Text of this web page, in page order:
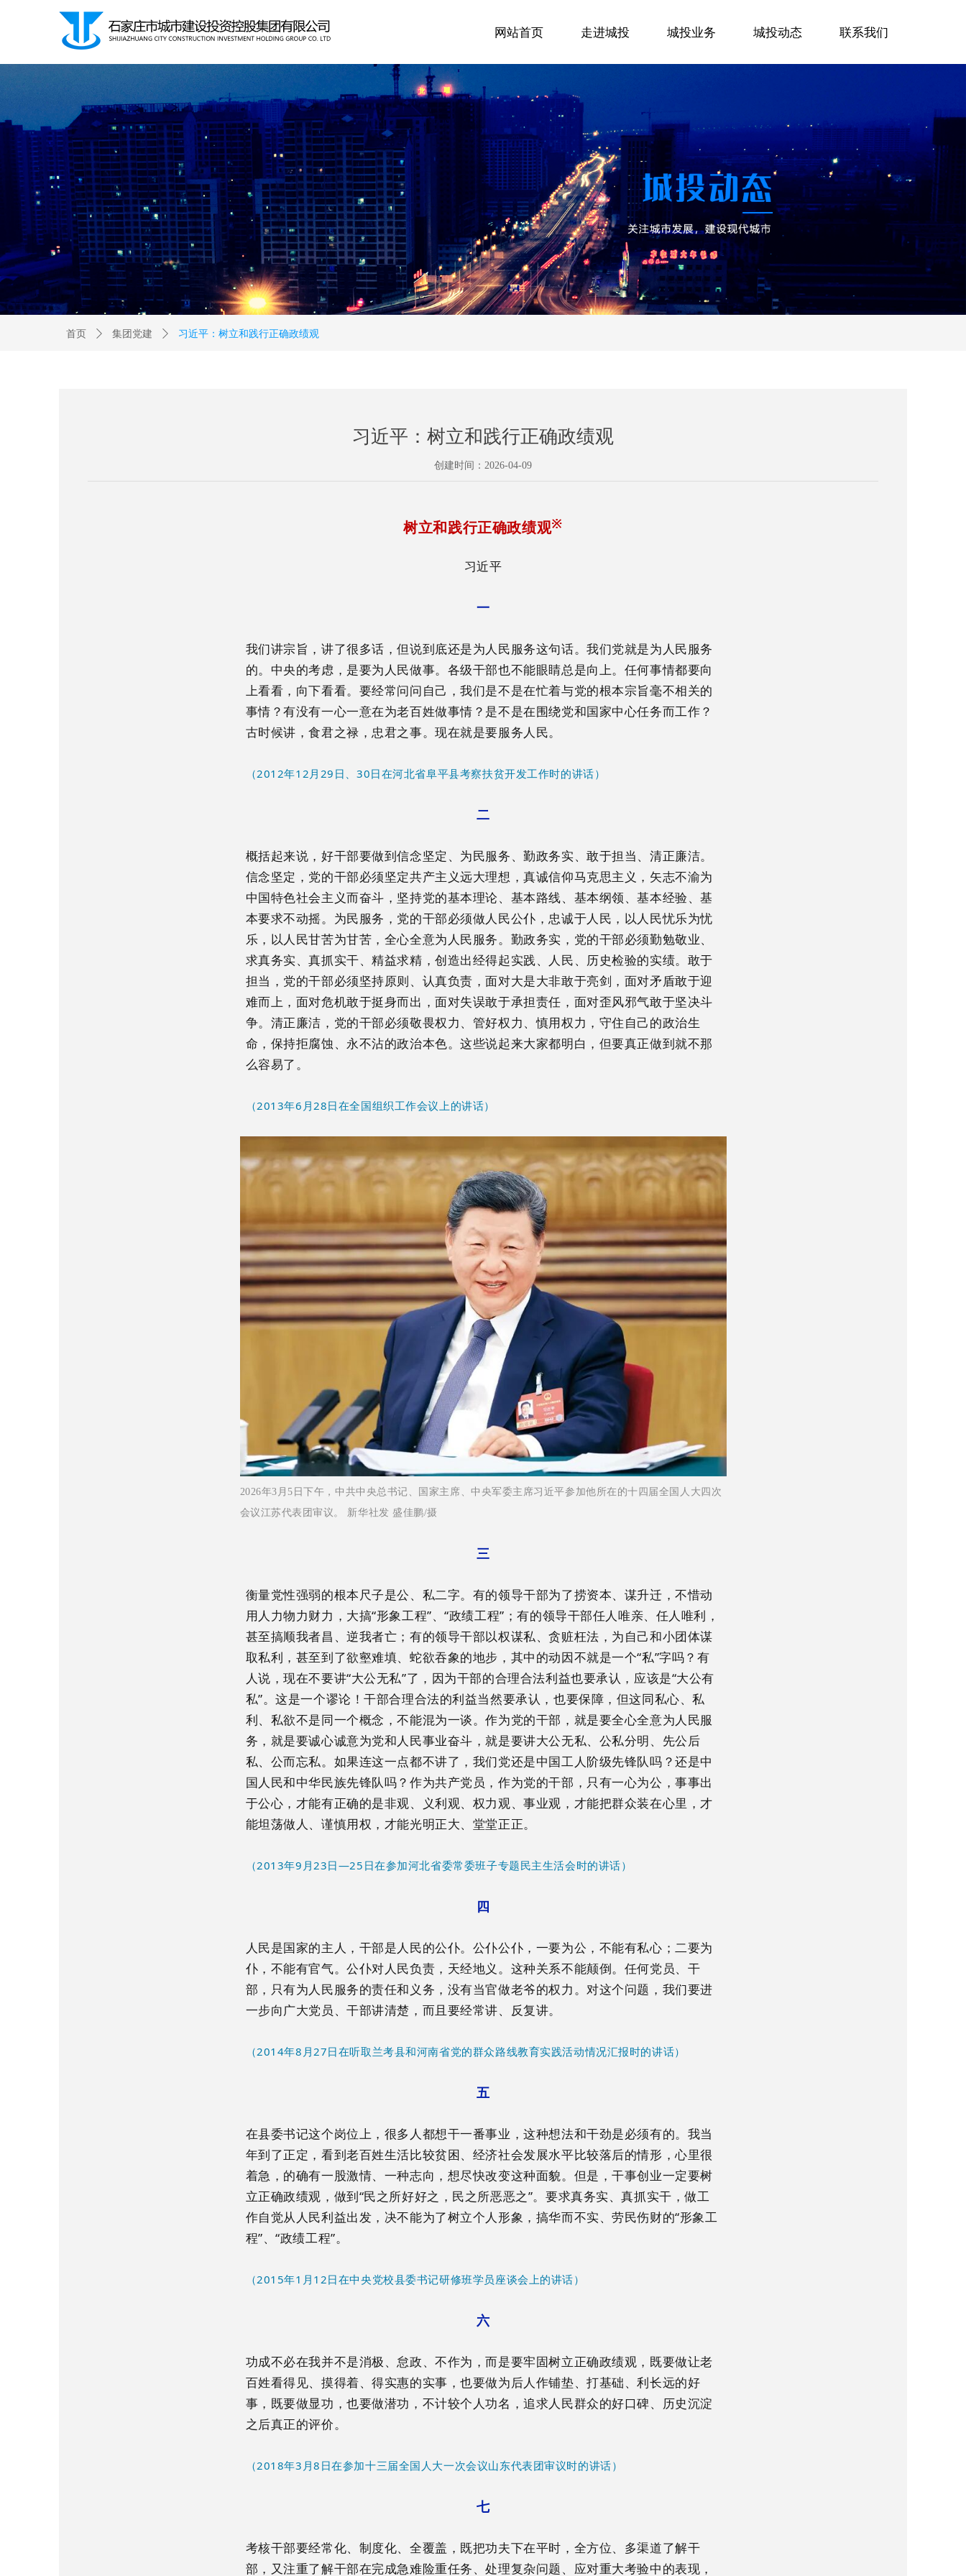
网站首页 走进城投 城投业务 城投动态 联系我们
习近平：树立和践行正确政绩观
创建时间： 2026-04-09
树立和践行正确政绩观※
习近平
一
我们讲宗旨，讲了很多话，但说到底还是为人民服务这句话。我们党就是为人民服务
的。中央的考虑，是要为人民做事。各级干部也不能眼睛总是向上。任何事情都要向
上看看，向下看看。要经常问问自己，我们是不是在忙着与党的根本宗旨毫不相关的
事情？有没有一心一意在为老百姓做事情？是不是在围绕党和国家中心任务而工作？
古时候讲，食君之禄，忠君之事。现在就是要服务人民。
（2012年12月29日、30日在河北省阜平县考察扶贫开发工作时的讲话）
二
概括起来说，好干部要做到信念坚定、为民服务、勤政务实、敢于担当、清正廉洁。
信念坚定，党的干部必须坚定共产主义远大理想，真诚信仰马克思主义，矢志不渝为
中国特色社会主义而奋斗，坚持党的基本理论、基本路线、基本纲领、基本经验、基
本要求不动摇。为民服务，党的干部必须做人民公仆，忠诚于人民，以人民忧乐为忧
乐，以人民甘苦为甘苦，全心全意为人民服务。勤政务实，党的干部必须勤勉敬业、
求真务实、真抓实干、精益求精，创造出经得起实践、人民、历史检验的实绩。敢于
担当，党的干部必须坚持原则、认真负责，面对大是大非敢于亮剑，面对矛盾敢于迎
难而上，面对危机敢于挺身而出，面对失误敢于承担责任，面对歪风邪气敢于坚决斗
争。清正廉洁，党的干部必须敬畏权力、管好权力、慎用权力，守住自己的政治生
命，保持拒腐蚀、永不沾的政治本色。这些说起来大家都明白，但要真正做到就不那
么容易了。
（2013年6月28日在全国组织工作会议上的讲话）
2026年3月5日下午，中共中央总书记、国家主席、中央军委主席习近平参加他所在的十四届全国人大四次
会议江苏代表团审议。 新华社发 盛佳鹏/摄
三
衡量党性强弱的根本尺子是公、私二字。有的领导干部为了捞资本、谋升迁，不惜动
用人力物力财力，大搞“形象工程”、“政绩工程”；有的领导干部任人唯亲、任人唯利，
甚至搞顺我者昌、逆我者亡；有的领导干部以权谋私、贪赃枉法，为自己和小团体谋
取私利，甚至到了欲壑难填、蛇欲吞象的地步，其中的动因不就是一个“私”字吗？有
人说，现在不要讲“大公无私”了，因为干部的合理合法利益也要承认，应该是“大公有
私”。这是一个谬论！干部合理合法的利益当然要承认，也要保障，但这同私心、私
利、私欲不是同一个概念，不能混为一谈。作为党的干部，就是要全心全意为人民服
务，就是要诚心诚意为党和人民事业奋斗，就是要讲大公无私、公私分明、先公后
私、公而忘私。如果连这一点都不讲了，我们党还是中国工人阶级先锋队吗？还是中
国人民和中华民族先锋队吗？作为共产党员，作为党的干部，只有一心为公，事事出
于公心，才能有正确的是非观、义利观、权力观、事业观，才能把群众装在心里，才
能坦荡做人、谨慎用权，才能光明正大、堂堂正正。
（2013年9月23日—25日在参加河北省委常委班子专题民主生活会时的讲话）
四
人民是国家的主人，干部是人民的公仆。公仆公仆，一要为公，不能有私心；二要为
仆，不能有官气。公仆对人民负责，天经地义。这种关系不能颠倒。任何党员、干
部，只有为人民服务的责任和义务，没有当官做老爷的权力。对这个问题，我们要进
一步向广大党员、干部讲清楚，而且要经常讲、反复讲。
（2014年8月27日在听取兰考县和河南省党的群众路线教育实践活动情况汇报时的讲话）
五
在县委书记这个岗位上，很多人都想干一番事业，这种想法和干劲是必须有的。我当
年到了正定，看到老百姓生活比较贫困、经济社会发展水平比较落后的情形，心里很
着急，的确有一股激情、一种志向，想尽快改变这种面貌。但是，干事创业一定要树
立正确政绩观，做到“民之所好好之，民之所恶恶之”。要求真务实、真抓实干，做工
作自觉从人民利益出发，决不能为了树立个人形象，搞华而不实、劳民伤财的“形象工
程”、“政绩工程”。
（2015年1月12日在中央党校县委书记研修班学员座谈会上的讲话）
六
功成不必在我并不是消极、怠政、不作为，而是要牢固树立正确政绩观，既要做让老
百姓看得见、摸得着、得实惠的实事，也要做为后人作铺垫、打基础、利长远的好
事，既要做显功，也要做潜功，不计较个人功名，追求人民群众的好口碑、历史沉淀
之后真正的评价。
（2018年3月8日在参加十三届全国人大一次会议山东代表团审议时的讲话）
七
考核干部要经常化、制度化、全覆盖，既把功夫下在平时，全方位、多渠道了解干
部，又注重了解干部在完成急难险重任务、处理复杂问题、应对重大考验中的表现，
首页 ꄲ 集团党建 ꄲ 习近平：树立和践行正确政绩观